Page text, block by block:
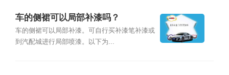
车的侧裙可以局部补漆吗？
车的侧裙可以局部补漆。可自行买补漆笔补漆或
到汽配城进行局部喷漆。以下为...